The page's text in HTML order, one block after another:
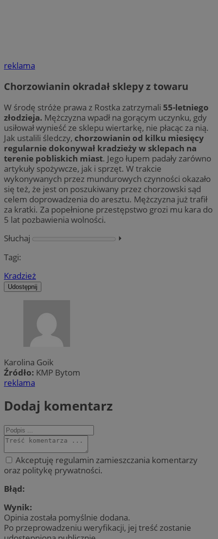
reklama
Chorzowianin okradał sklepy z towaru
W środę stróże prawa z Rostka zatrzymali 55-letniego
złodzieja. Mężczyzna wpadł na gorącym uczynku, gdy
usiłował wynieść ze sklepu wiertarkę, nie płacąc za nią.
Jak ustalili śledczy, chorzowianin od kilku miesięcy
regularnie dokonywał kradzieży w sklepach na
terenie pobliskich miast. Jego łupem padały zarówno
artykuły spożywcze, jak i sprzęt. W trakcie
wykonywanych przez mundurowych czynności okazało
się też, że jest on poszukiwany przez chorzowski sąd
celem doprowadzenia do aresztu. Mężczyzna już trafił
za kratki. Za popełnione przestępstwo grozi mu kara do
5 lat pozbawienia wolności.
Słuchaj
⏵︎
Tagi:
Kradzież
Udostępnij
Karolina Goik
Źródło: KMP Bytom
reklama
Dodaj komentarz
Akceptuję regulamin zamieszczania komentarzy
oraz politykę prywatności.
Błąd:
Wynik:
Opinia została pomyślnie dodana.
Po przeprowadzeniu weryfikacji, jej treść zostanie